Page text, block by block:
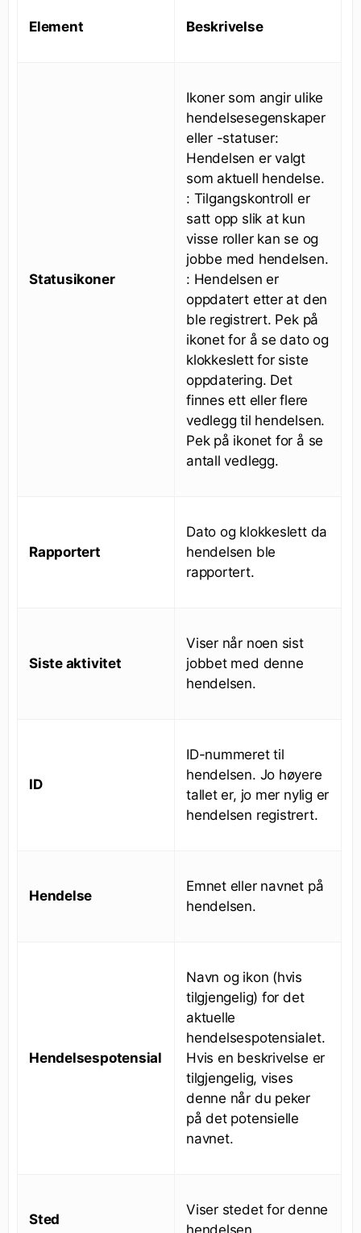
Element Beskrivelse
Statusikoner
Ikoner som angir ulike
hendelsesegenskaper
eller -statuser:
Hendelsen er valgt
som aktuell hendelse.
: Tilgangskontroll er
satt opp slik at kun
visse roller kan se og
jobbe med hendelsen.
: Hendelsen er
oppdatert etter at den
ble registrert. Pek på
ikonet for å se dato og
klokkeslett for siste
oppdatering. Det
finnes ett eller flere
vedlegg til hendelsen.
Pek på ikonet for å se
antall vedlegg.
Rapportert
Dato og klokkeslett da
hendelsen ble
rapportert.
Siste aktivitet
Viser når noen sist
jobbet med denne
hendelsen.
ID
ID-nummeret til
hendelsen. Jo høyere
tallet er, jo mer nylig er
hendelsen registrert.
Hendelse
Emnet eller navnet på
hendelsen.
Hendelsespotensial
Navn og ikon (hvis
tilgjengelig) for det
aktuelle
hendelsespotensialet.
Hvis en beskrivelse er
tilgjengelig, vises
denne når du peker
på det potensielle
navnet.
Sted
Viser stedet for denne
hendelsen.